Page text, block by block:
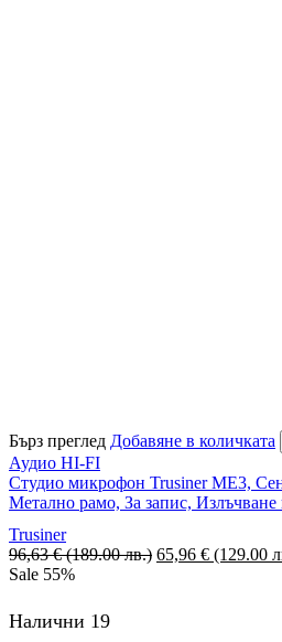
Бърз преглед Добавяне в количката
Аудио HI-FI
Студио микрофон Trusiner ME3,
Метално рамо, За запис,
Trusiner
96,63€ (189.00 лв.) Original
65,96 € (129.00
Sale 55%
Налични 19